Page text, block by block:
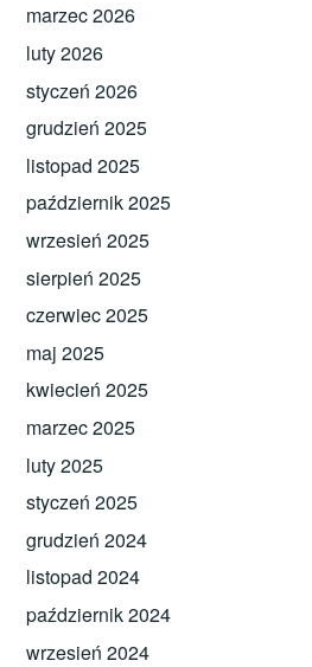
marzec 2026
luty 2026
styczeń 2026
grudzień 2025
listopad 2025
październik 2025
wrzesień 2025
sierpień 2025
czerwiec 2025
maj 2025
kwiecień 2025
marzec 2025
luty 2025
styczeń 2025
grudzień 2024
listopad 2024
październik 2024
wrzesień 2024